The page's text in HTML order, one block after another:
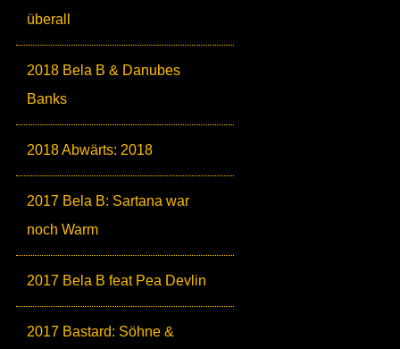
überall
2018 Bela B & Danubes
Banks
2018 Abwärts: 2018
2017 Bela B: Sartana war
noch Warm
2017 Bela B feat Pea Devlin
2017 Bastard: Söhne &